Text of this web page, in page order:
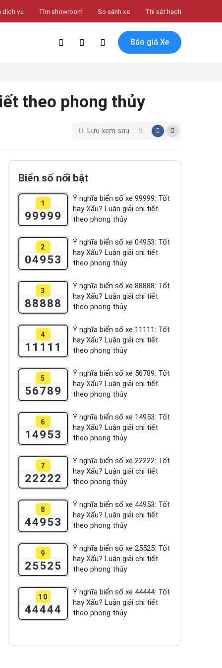
dịch vụ Tìm showroom So sánh xe Thi sát hạch
Báo giá Xe
theo phong thủy
Lưu xem sau
Biển số nổi bật
1
99999
Ý nghĩa biển số xe 99999: Tốt
hay Xấu? Luận giải chi tiết
theo phong thủy
2
04953
Ý nghĩa biển số xe 04953: Tốt
hay Xấu? Luận giải chi tiết
theo phong thủy
3
88888
Ý nghĩa biển số xe 88888: Tốt
hay Xấu? Luận giải chi tiết
theo phong thủy
4
11111
Ý nghĩa biển số xe 11111: Tốt
hay Xấu? Luận giải chi tiết
theo phong thủy
5
56789
Ý nghĩa biển số xe 56789: Tốt
hay Xấu? Luận giải chi tiết
theo phong thủy
6
14953
Ý nghĩa biển số xe 14953: Tốt
hay Xấu? Luận giải chi tiết
theo phong thủy
7
22222
Ý nghĩa biển số xe 22222: Tốt
hay Xấu? Luận giải chi tiết
theo phong thủy
8
44953
Ý nghĩa biển số xe 44953: Tốt
hay Xấu? Luận giải chi tiết
theo phong thủy
9
25525
Ý nghĩa biển số xe 25525: Tốt
hay Xấu? Luận giải chi tiết
theo phong thủy
10
44444
Ý nghĩa biển số xe 44444: Tốt
hay Xấu? Luận giải chi tiết
theo phong thủy